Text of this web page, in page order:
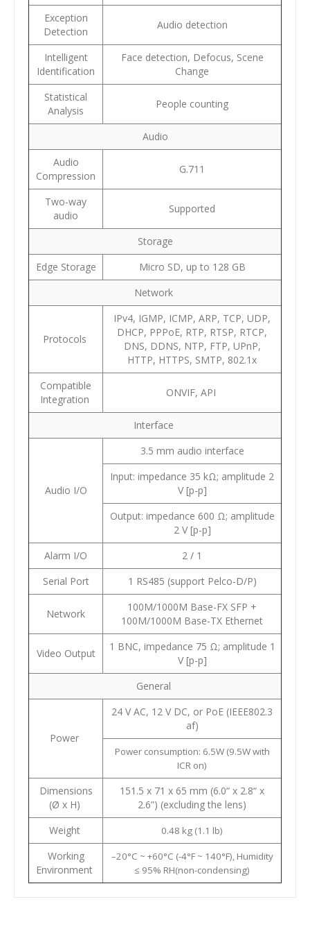
Exception
Detection
Audio detection
Intelligent
Identification
Face detection, Defocus, Scene
Change
Statistical
Analysis
People counting
Audio
Audio
Compression
G.711
Two-way
audio
Supported
Storage
Edge Storage
Micro SD, up to 128 GB
Network
Protocols
IPv4, IGMP, ICMP, ARP, TCP, UDP,
DHCP, PPPoE, RTP, RTSP, RTCP,
DNS, DDNS, NTP, FTP, UPnP,
HTTP, HTTPS, SMTP, 802.1x
Compatible
Integration
ONVIF, API
Interface
Audio I/O
3.5 mm audio interface
Input: impedance 35 kΩ; amplitude 2
V [p-p]
Output: impedance 600 Ω; amplitude
2 V [p-p]
Alarm I/O
2 / 1
Serial Port
1 RS485 (support Pelco-D/P)
Network
100M/1000M Base-FX SFP +
100M/1000M Base-TX Ethernet
Video Output
1 BNC, impedance 75 Ω; amplitude 1
V [p-p]
General
Power
24 V AC, 12 V DC, or PoE (IEEE802.3
af)
Power consumption: 6.5W (9.5W with
ICR on)
Dimensions
(Ø x H)
151.5 x 71 x 65 mm (6.0“ x 2.8“ x
2.6”) (excluding the lens)
Weight
0.48 kg (1.1 lb)
Working
Environment
–20°C ~ +60°C (-4°F ~ 140°F), Humidity
≤ 95% RH(non-condensing)